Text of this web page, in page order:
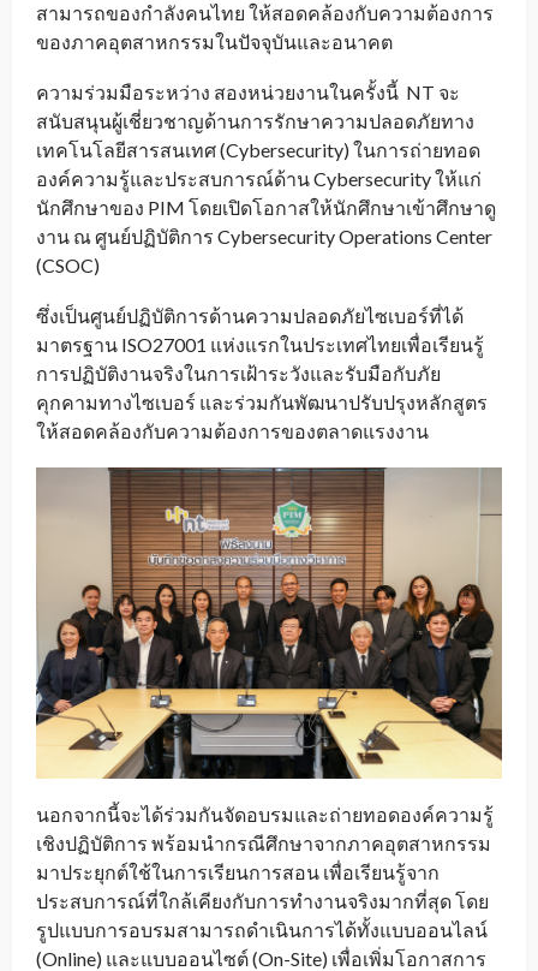
สามารถของกำลังคนไทย ให้สอดคล้องกับความต้องการ
ของภาคอุตสาหกรรมในปัจจุบันและอนาคต
ความร่วมมือระหว่าง สองหน่วยงานในครั้งนี้ NT จะ
สนับสนุนผู้เชี่ยวชาญด้านการรักษาความปลอดภัยทาง
เทคโนโลยีสารสนเทศ (Cybersecurity) ในการถ่ายทอด
องค์ความรู้และประสบการณ์ด้าน Cybersecurity ให้แก่
นักศึกษาของ PIM โดยเปิดโอกาสให้นักศึกษาเข้าศึกษาดู
งาน ณ ศูนย์ปฏิบัติการ Cybersecurity Operations Center
(CSOC)
ซึ่งเป็นศูนย์ปฏิบัติการด้านความปลอดภัยไซเบอร์ที่ได้
มาตรฐาน ISO27001 แห่งแรกในประเทศไทยเพื่อเรียนรู้
การปฏิบัติงานจริงในการเฝ้าระวังและรับมือกับภัย
คุกคามทางไซเบอร์ และร่วมกันพัฒนาปรับปรุงหลักสูตร
ให้สอดคล้องกับความต้องการของตลาดแรงงาน
นอกจากนี้จะได้ร่วมกันจัดอบรมและถ่ายทอดองค์ความรู้
เชิงปฏิบัติการ พร้อมนำกรณีศึกษาจากภาคอุตสาหกรรม
มาประยุกต์ใช้ในการเรียนการสอน เพื่อเรียนรู้จาก
ประสบการณ์ที่ใกล้เคียงกับการทำงานจริงมากที่สุด โดย
รูปแบบการอบรมสามารถดำเนินการได้ทั้งแบบออนไลน์
(Online) และแบบออนไซต์ (On-Site) เพื่อเพิ่มโอกาสการ